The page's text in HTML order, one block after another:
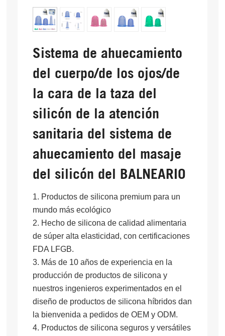
Sistema de ahuecamiento
del cuerpo/de los ojos/de
la cara de la taza del
silicón de la atención
sanitaria del sistema de
ahuecamiento del masaje
del silicón del BALNEARIO
1. Productos de silicona premium para un
mundo más ecológico
2. Hecho de silicona de calidad alimentaria
de súper alta elasticidad, con certificaciones
FDA LFGB.
3. Más de 10 años de experiencia en la
producción de productos de silicona y
nuestros ingenieros experimentados en el
diseño de productos de silicona híbridos dan
la bienvenida a pedidos de OEM y ODM.
4. Productos de silicona seguros y versátiles